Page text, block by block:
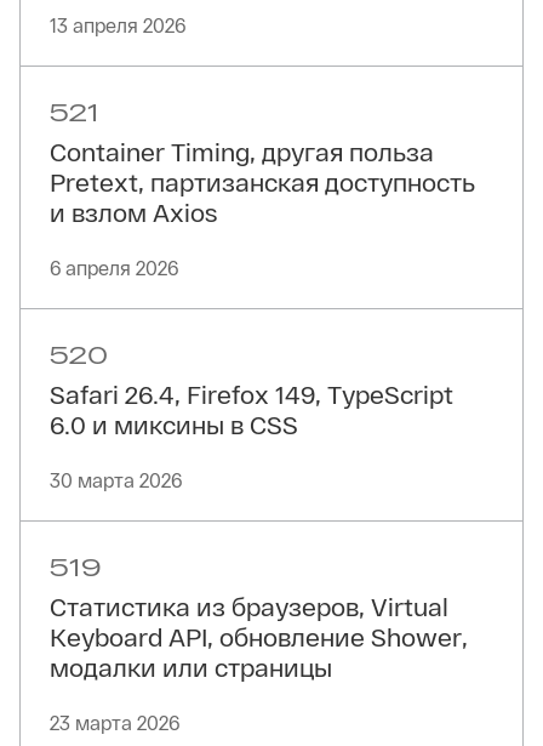
13 апреля 2026
521
Container Timing, другая польза
Pretext, партизанская доступность
и взлом Axios
6 апреля 2026
520
Safari 26.4, Firefox 149, TypeScript
6.0 и миксины в CSS
30 марта 2026
519
Статистика из браузеров, Virtual
Keyboard API, обновление Shower,
модалки или страницы
23 марта 2026